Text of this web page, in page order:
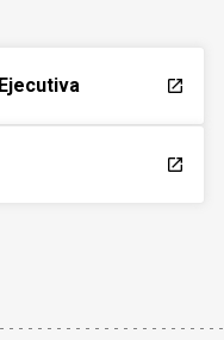
launch
launch